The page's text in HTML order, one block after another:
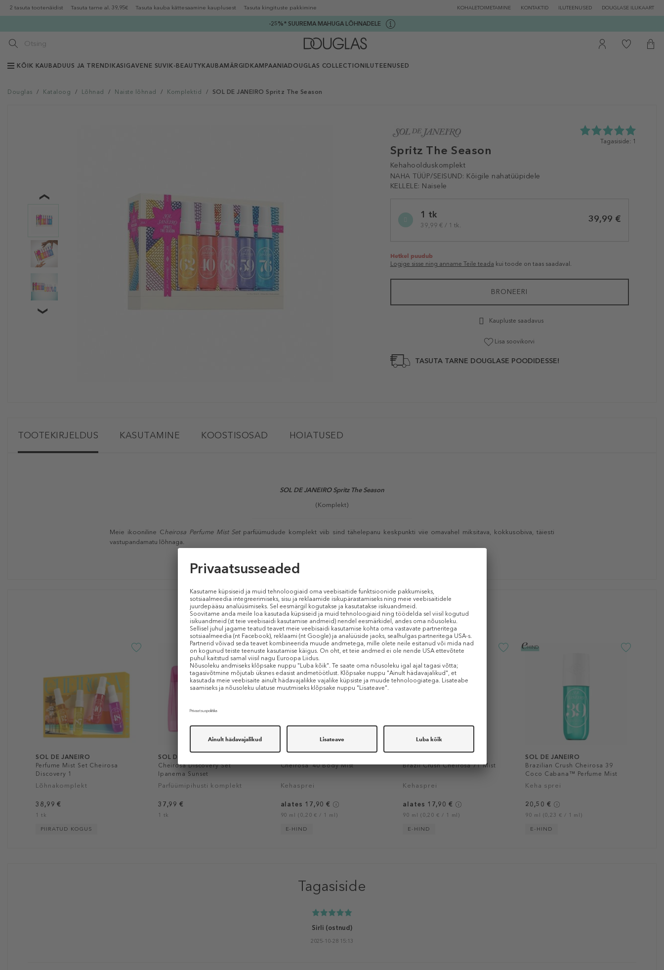
2 tasuta tootenäidist Tasuta tarne al. 39,95€ Tasuta kauba kättesaamine kauplusest Tasuta kingituste pakkimine KOHALETOIMETAMINE KONTAKTID ILUTEENUSED DOUGLASE ILUKAART
-25%* SUUREMA MAHUGA LÕHNADELE
KÕIK KAUBADUUS JA TRENDIKAS IGAVENE SUVI K-BEAUTY KAUBAMÄRGID KAMPAANIADOUGLAS COLLECTION ILUTEENUSED
Douglas / Kataloog / Lõhnad / Naiste lõhnad / Komplektid / SOL DE JANEIRO Spritz The Season
Spritz The Season
Kehahoolduskomplekt
NAHA TÜÜP/SEISUND: Kõigile nahatüüpidele
KELLELE: Naisele
5.0
Tagasiside: 1
variation1 tk
39,99 € / 1 tk.
39,99 €
Hetkel puudub
Logige sisse ning anname Teile teada kui toode on taas saadaval.
BRONEERI
Kaupluste saadavus
Lisa soovikorvi
TASUTA TARNE DOUGLASE POODIDESSE!
TOOTEKIRJELDUS KASUTAMINE KOOSTISOSAD HOIATUSED
SOL DE JANEIRO Spritz The Season
(Komplekt)
Meie ikooniline Cheirosa Perfume Mist Setparfüümudude komplekt viib sind tähelepanu keskpunkti viie omavahel miksitava, kokkusobiva, täiesti
vastupandamatu lõhnaga.
Sarnased tooted
SOL DE JANEIRO
Perfume Mist Set Cheirosa
Discovery 1
Lõhnakomplekt
38,99 €
1 tk
PIIRATUD KOGUS
SOL DE JANEIRO
Cheirosa Discovery Set
Ipanema Sunset
Parfüümipihusti komplekt
37,99 €
1 tk
Cheirosa '40 Body Mist
Kehasprei
alates 17,90 €
90 ml (0,20 € / 1 ml)
E-HIND
Brazil Crush Cheirosa'71 Mist
Kehasprei
alates 17,90 €
90 ml (0,20 € / 1 ml)
E-HIND
SOL DE JANEIRO
Brazilian Crush Cheirosa 39
Coco Cabana™ Perfume Mist
Keha sprei
20,50 €
90 ml (0,23 € / 1 ml)
E-HIND
Tagasiside
Sirli (ostnud)
2025-10-28 15:13